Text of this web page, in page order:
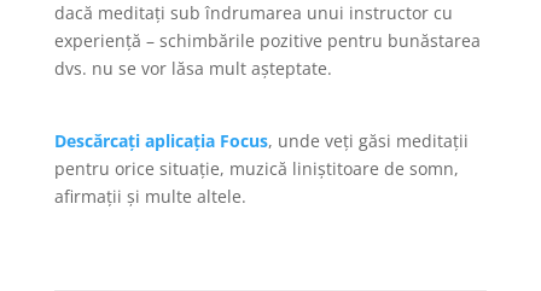
dacă meditați sub îndrumarea unui instructor cu
experiență – schimbările pozitive pentru bunăstarea
dvs. nu se vor lăsa mult așteptate.
Descărcați aplicația Focus, unde veți găsi meditații
pentru orice situație, muzică liniștitoare de somn,
afirmații și multe altele.